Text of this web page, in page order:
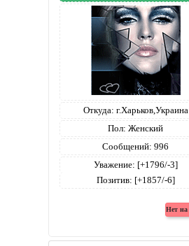
Откуда: г.Харьков,Украина
Пол: Женский
Сообщений: 996
Уважение: [+1796/-3]
Позитив: [+1857/-6]